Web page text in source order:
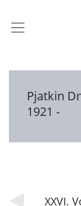
Pjatkin
1921 -
XXVI.